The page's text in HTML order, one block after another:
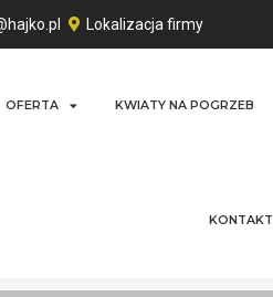
Lokalizacja firmy
OFERTA KWIATY NA POGRZEB
KONTAKT